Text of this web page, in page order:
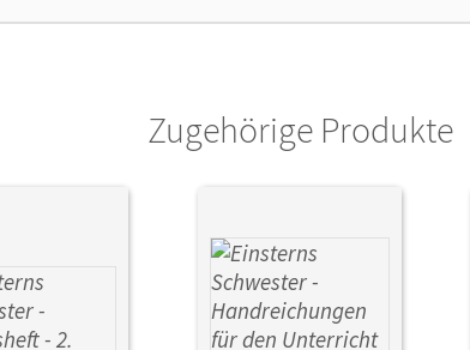
Zugehörige Produkte